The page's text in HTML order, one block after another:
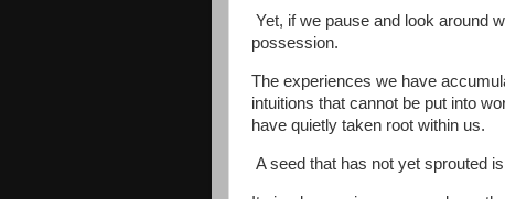
Yet, if we pause and look around
possession.
The experiences we have
intuitions that cannot be put into
have quietly taken root within us.
A seed that has not yet sprouted